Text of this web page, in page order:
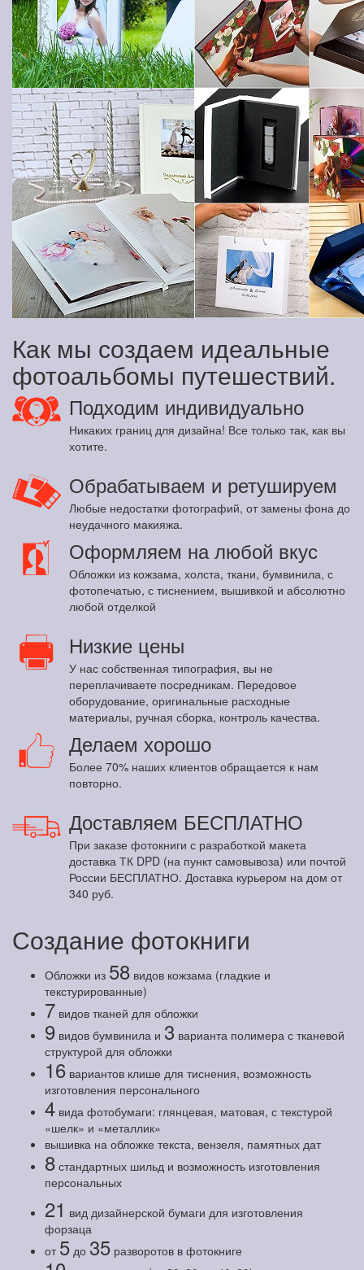
Как мы создаем идеальные
фотоальбомы путешествий.
Подходим индивидуально
Никаких границ для дизайна! Все только так, как вы
хотите.
Обрабатываем и ретушируем
Любые недостатки фотографий, от замены фона до
неудачного макияжа.
Оформляем на любой вкус
Обложки из кожзама, холста, ткани, бумвинила, с
фотопечатью, с тиснением, вышивкой и абсолютно
любой отделкой
Низкие цены
У нас собственная типография, вы не
переплачиваете посредникам. Передовое
оборудование, оригинальные расходные
материалы, ручная сборка, контроль качества.
Делаем хорошо
Более 70% наших клиентов обращается к нам
повторно.
Доставляем БЕСПЛАТНО
При заказе фотокниги с разработкой макета
доставка ТК DPD (на пункт самовывоза) или почтой
России БЕСПЛАТНО. Доставка курьером на дом от
340 руб.
Создание фотокниги
Обложки из 58 видов кожзама (гладкие и
текстурированные)
7 видов тканей для обложки
9 видов бумвинила и 3 варианта полимера с тканевой
структурой для обложки
16 вариантов клише для тиснения, возможность
изготовления персонального
4 вида фотобумаги: глянцевая, матовая, с текстурой
«шелк» и «металлик»
вышивка на обложке текста, вензеля, памятных дат
8 стандартных шильд и возможность изготовления
персональных
21 вид дизайнерской бумаги для изготовления
форзаца
от 5 до 35 разворотов в фотокниге